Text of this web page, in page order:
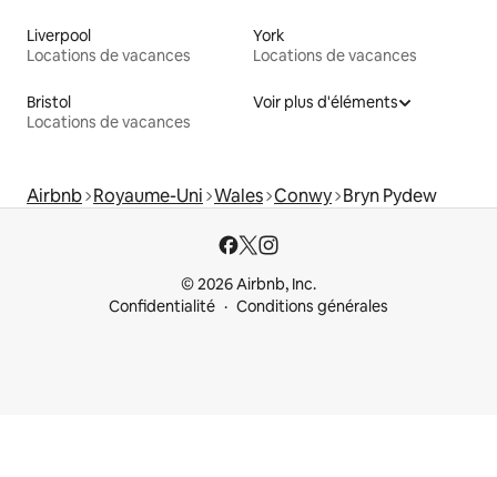
Liverpool
Locations de vacances
York
Locations de vacances
Bristol
Locations de vacances
Voir plus d'éléments
Airbnb Royaume-Uni Wales Conwy Bryn Pydew
© 2026 Airbnb, Inc.
Confidentialité
Conditions générales